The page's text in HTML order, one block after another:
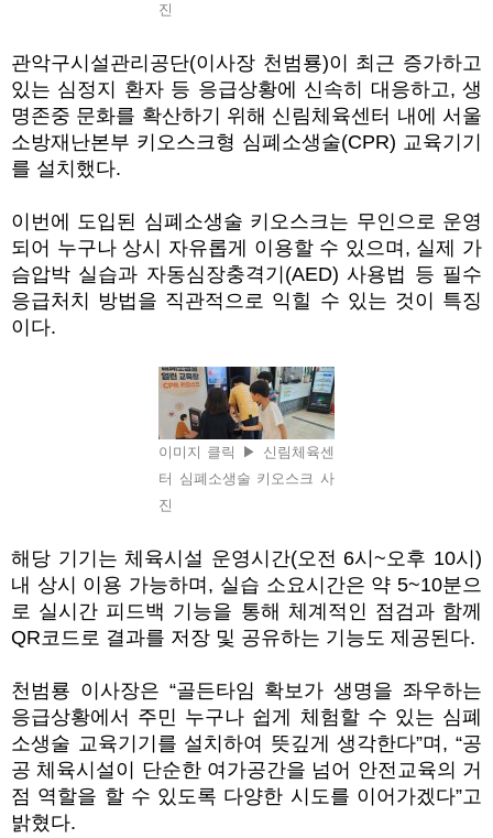
진
관악구시설관리공단(이사장 천범룡)이 최근 증가하고
있는 심정지 환자 등 응급상황에 신속히 대응하고,생
명존중 문화를 확산하기 위해 신림체육센터 내에 서울
소방재난본부 키오스크형 심폐소생술(CPR) 교육기기
를 설치했다.
이번에 도입된 심폐소생술 키오스크는 무인으로 운영
되어 누구나 상시 자유롭게 이용할 수 있으며 , 실제 가
슴압박 실습과 자동심장충격기 (AED)사용법 등 필수
응급처치 방법을 직관적으로 익힐 수 있는 것이 특징
이다.
이미지 클릭 ▶ 신림체육센
터 심폐소생술 키오스크 사
진
해당 기기는 체육시설 운영시간(오전 6시~오후 10시)
내 상시 이용 가능하며 , 실습 소요시간은 약5~10분으
로 실시간 피드백 기능을 통해 체계적인 점검과 함께
QR코드로 결과를 저장 및 공유하는 기능도 제공된다.
천범룡 이사장은 “골든타임 확보가 생명을 좌우하는
응급상황에서 주민 누구나 쉽게 체험할 수 있는 심폐
소생술 교육기기를 설치하여 뜻깊게 생각한다”며 , “공
공 체육시설이 단순한 여가공간을 넘어 안전교육의 거
점 역할을 할 수 있도록 다양한 시도를 이어가겠다”고
밝혔다.